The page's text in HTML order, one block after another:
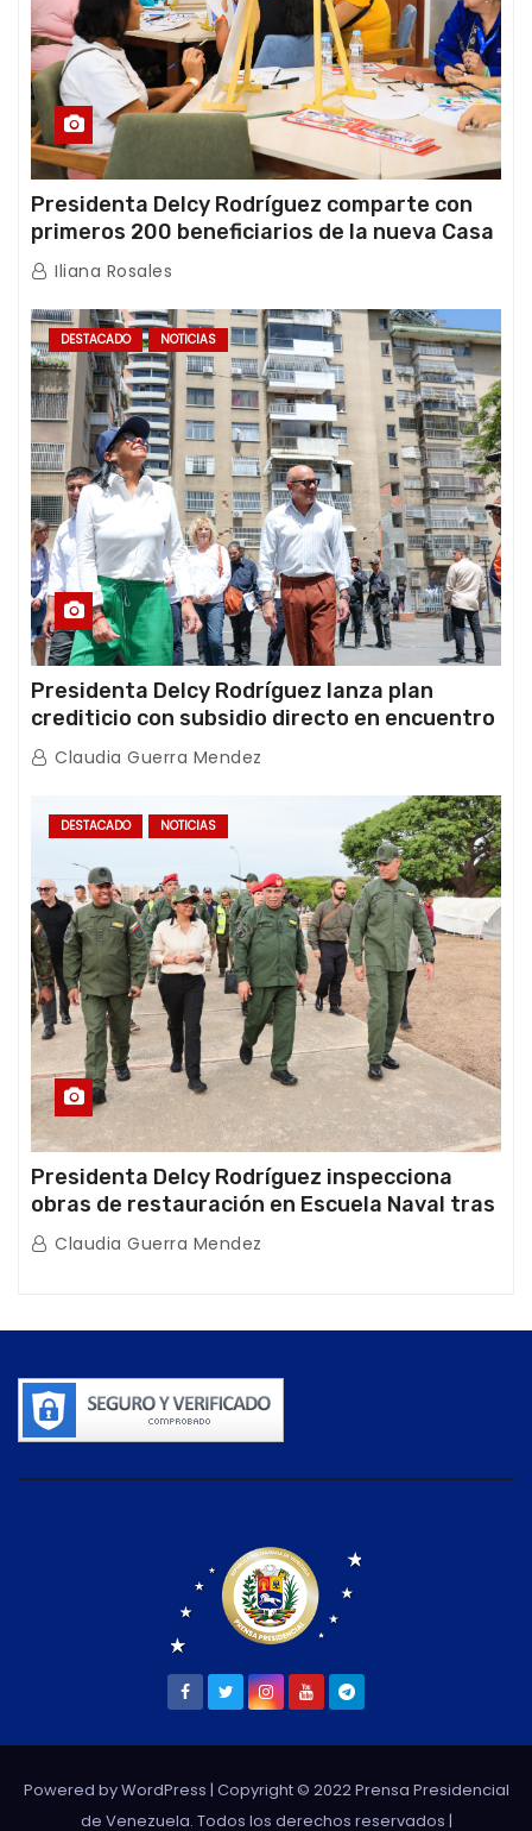
Presidenta Delcy Rodríguez comparte con
primeros 200 beneficiarios de la nueva Casa
de los Abuelos “La Primavera” en Caracas
Iliana Rosales
DESTACADO NOTICIAS
Presidenta Delcy Rodríguez lanza plan
crediticio con subsidio directo en encuentro
con Juntas de Condominio
Claudia Guerra Mendez
DESTACADO NOTICIAS
Presidenta Delcy Rodríguez inspecciona
obras de restauración en Escuela Naval tras
afectaciones sísmicas en La Guaira
Claudia Guerra Mendez
Powered by WordPress | Copyright © 2022 Prensa Presidencial
de Venezuela. Todos los derechos reservados |